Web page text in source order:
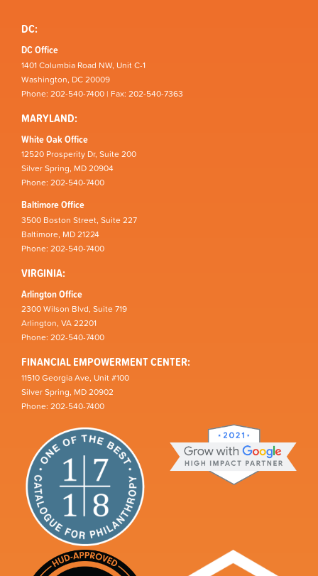
DC:
DC Office
1401 Columbia Road NW, Unit C-1
Washington, DC 20009
Phone: 202-540-7400 | Fax: 202-540-7363
MARYLAND:
White Oak Office
12520 Prosperity Dr, Suite 200
Silver Spring, MD 20904
Phone: 202-540-7400
Baltimore Office
3500 Boston Street, Suite 227
Baltimore, MD 21224
Phone: 202-540-7400
VIRGINIA:
Arlington Office
2300 Wilson Blvd, Suite 719
Arlington, VA 22201
Phone: 202-540-7400
FINANCIAL EMPOWERMENT CENTER:
11510 Georgia Ave, Unit #100
Silver Spring, MD 20902
Phone: 202-540-7400